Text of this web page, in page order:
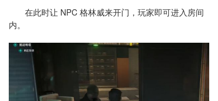
在此时让 NPC 格林威来开门，玩家即可进入房间
内。